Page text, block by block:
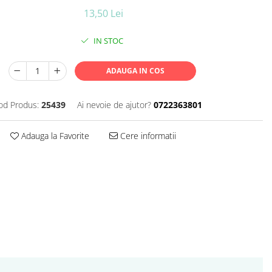
13,50 Lei
IN STOC
ADAUGA IN COS
Produs: 25439 Ai nevoie de ajutor? 0722363801
Adauga la Favorite Cere informatii